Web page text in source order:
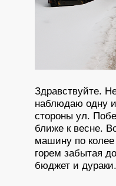
Здравствуйте.
наблюдаю одну
стороны ул.
ближе к весне.
машину по колее
горем забытая
бюджет и